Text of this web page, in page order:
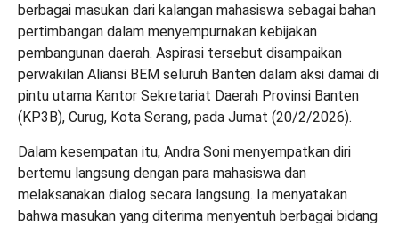
berbagai masukan dari kalangan mahasiswa sebagai bahan
pertimbangan dalam menyempurnakan kebijakan
pembangunan daerah. Aspirasi tersebut disampaikan
perwakilan Aliansi BEM seluruh Banten dalam aksi damai di
pintu utama Kantor Sekretariat Daerah Provinsi Banten
(KP3B), Curug, Kota Serang, pada Jumat (20/2/2026).
Dalam kesempatan itu, Andra Soni menyempatkan diri
bertemu langsung dengan para mahasiswa dan
melaksanakan dialog secara langsung. Ia menyatakan
bahwa masukan yang diterima menyentuh berbagai bidang